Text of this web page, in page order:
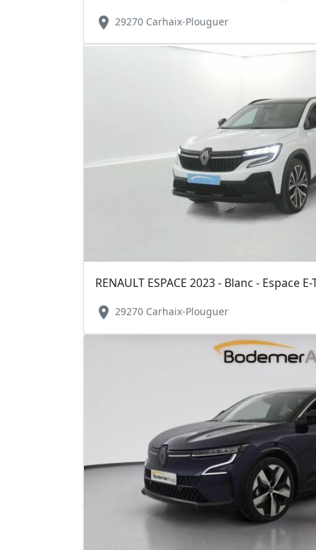
location_on 29270 Carhaix-Plouguer
RENAULT ESPACE 2023 - Blanc - Espace
location_on 29270 Carhaix-Plouguer